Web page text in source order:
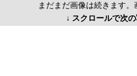
まだまだ画像は続きます。
↓ スクロールで次の